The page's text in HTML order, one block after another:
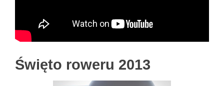
Święto roweru 2013